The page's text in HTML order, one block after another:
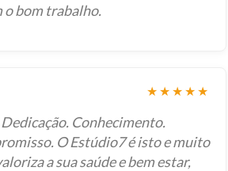
o bom trabalho.
★★★★★
Conhecimento.
O Estúdio7 é isto e muito
a sua saúde e bem estar,